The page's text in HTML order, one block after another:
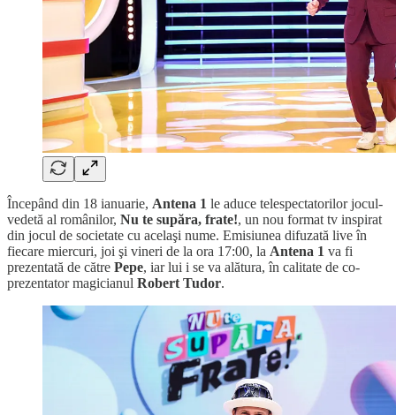
Începând din 18 ianuarie, Antena 1 le aduce telespectatorilor jocul-
vedetă al românilor, Nu te supăra, frate!, un nou format tv inspirat
din jocul de societate cu acelaşi nume. Emisiunea difuzată live în
fiecare miercuri, joi şi vineri de la ora 17:00, la Antena 1 va fi
prezentată de către Pepe, iar lui i se va alătura, în calitate de co-
prezentator magicianul Robert Tudor.